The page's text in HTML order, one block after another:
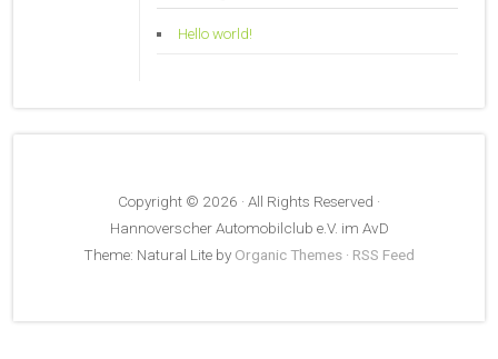
Hello world!
Copyright © 2026 · All Rights Reserved ·
Hannoverscher Automobilclub e.V. im AvD
Theme: Natural Lite by Organic Themes · RSS Feed